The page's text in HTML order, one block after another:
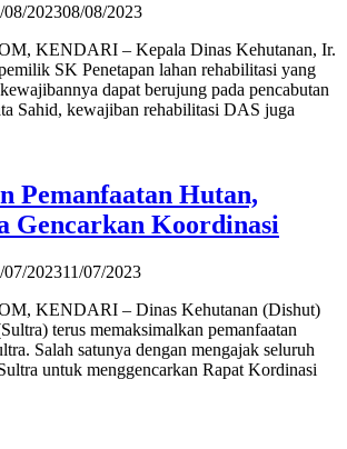
08/202308/08/2023by
Hatta
KENDARI – Kepala Dinas Kehutanan, Ir.
SK Penetapan lahan rehabilitasi yang
dapat berujung pada pencabutan
Sahid, kewajiban rehabilitasi DAS juga
Pemanfaatan Hutan,
Gencarkan Koordinasi
07/202311/07/2023by
Hatta
KENDARI – Dinas Kehutanan (Dishut)
terus memaksimalkan pemanfaatan
Salah satunya dengan mengajak seluruh
untuk menggencarkan Rapat Kordinasi